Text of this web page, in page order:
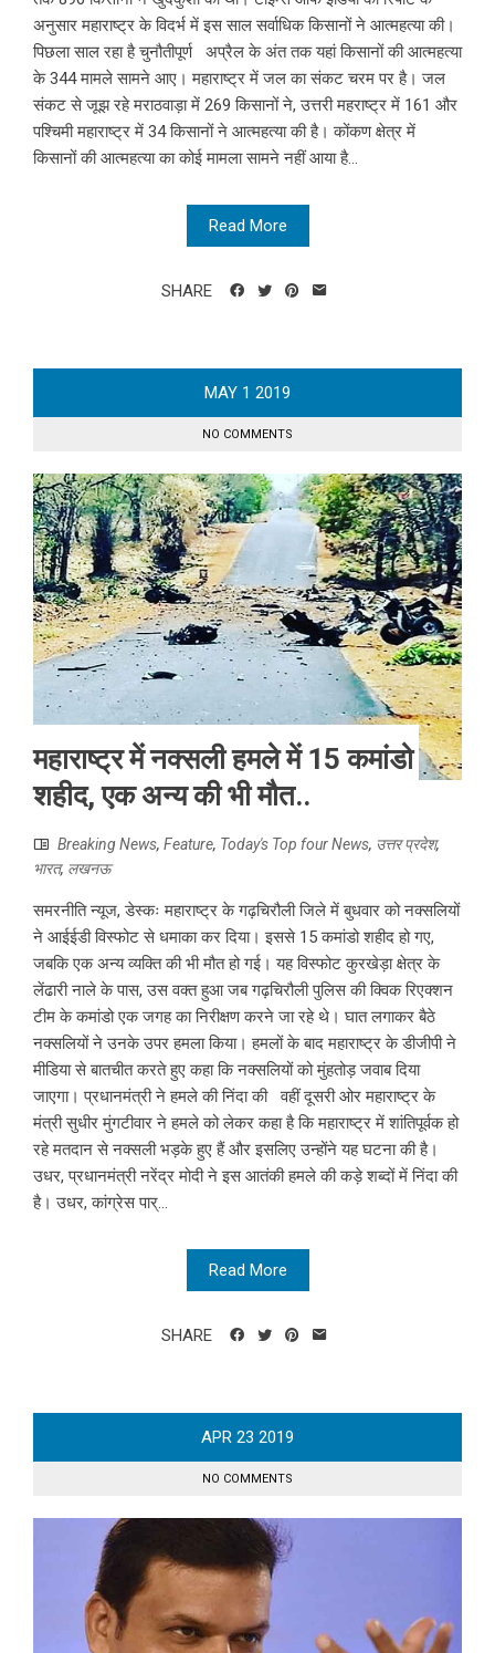
अनुसार महाराष्ट्र के विदर्भ में इस साल सर्वाधिक किसानों ने आत्महत्या की।
पिछला साल रहा है चुनौतीपूर्ण अप्रैल के अंत तक यहां किसानों की आत्महत्या
के 344 मामले सामने आए। महाराष्ट्र में जल का संकट चरम पर है। जल
संकट से जूझ रहे मराठवाड़ा में 269 किसानों ने, उत्तरी महराष्ट्र में 161 और
पश्चिमी महाराष्ट्र में 34 किसानों ने आत्महत्या की है। कोंकण क्षेत्र में
किसानों की आत्महत्या का कोई मामला सामने नहीं आया है...
Read More
SHARE
MAY 1 2019
NO COMMENTS
महाराष्ट्र में नक्सली हमले में 15 कमांडो
शहीद, एक अन्य की भी मौत..
Breaking News, Feature, Today's Top four News, उत्तर प्रदेश,
भारत, लखनऊ
समरनीति न्यूज, डेस्कः महाराष्ट्र के गढ़चिरौली जिले में बुधवार को नक्सलियों
ने आईईडी विस्फोट से धमाका कर दिया। इससे 15 कमांडो शहीद हो गए,
जबकि एक अन्य व्यक्ति की भी मौत हो गई। यह विस्फोट कुरखेड़ा क्षेत्र के
लेंढारी नाले के पास, उस वक्त हुआ जब गढ़चिरौली पुलिस की क्विक रिएक्शन
टीम के कमांडो एक जगह का निरीक्षण करने जा रहे थे। घात लगाकर बैठे
नक्सलियों ने उनके उपर हमला किया। हमलों के बाद महाराष्ट्र के डीजीपी ने
मीडिया से बातचीत करते हुए कहा कि नक्सलियों को मुंहतोड़ जवाब दिया
जाएगा। प्रधानमंत्री ने हमले की निंदा की वहीं दूसरी ओर महाराष्ट्र के
मंत्री सुधीर मुंगटीवार ने हमले को लेकर कहा है कि महाराष्ट्र में शांतिपूर्वक हो
रहे मतदान से नक्सली भड़के हुए हैं और इसलिए उन्होंने यह घटना की है।
उधर, प्रधानमंत्री नरेंद्र मोदी ने इस आतंकी हमले की कड़े शब्दों में निंदा की
है। उधर, कांग्रेस पार्...
Read More
SHARE
APR 23 2019
NO COMMENTS